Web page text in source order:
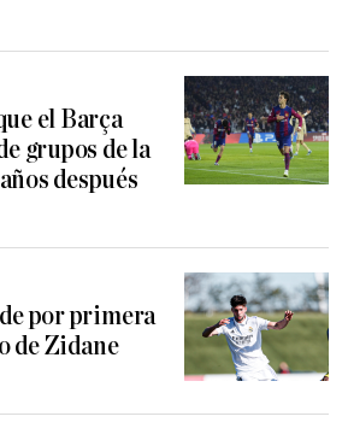
el Barça
grupos de la
después
por primera
de Zidane